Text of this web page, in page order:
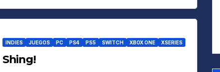
INDIES JUEGOS PC PS4 PS5 SWITCH XBOX ONE XSERIES
Shing!